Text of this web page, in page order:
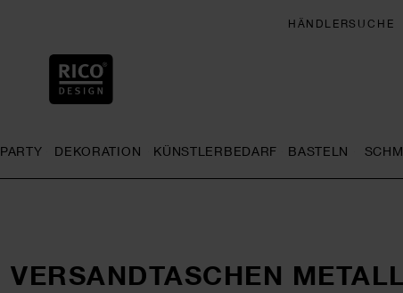
HÄNDLERSUCHE
PARTY DEKORATION KÜNSTLERBEDARF BASTELN
VERSANDTASCHEN